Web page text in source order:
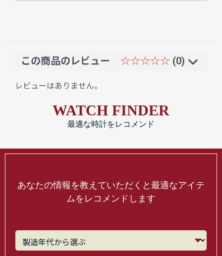
この商品のレビュー ☆☆☆☆☆ (0)
レビューはありません。
WATCH FINDER
最適な時計をレコメンド
あなたの情報を教えていただくと最適なアイテ
ムをレコメンドします